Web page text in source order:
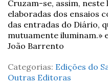
Cruzam-se, assim,
elaboradas dos ensaios
das entradas do Diário,
mutuamente iluminam.»
João Barrento
Categorias: Edições do
Outras Editoras